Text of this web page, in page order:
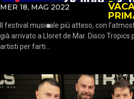
MER 18, MAG 2022
Il festival musicale più atteso, con
già arrivato a Lloret de Mar. Disco
artisti per farti...